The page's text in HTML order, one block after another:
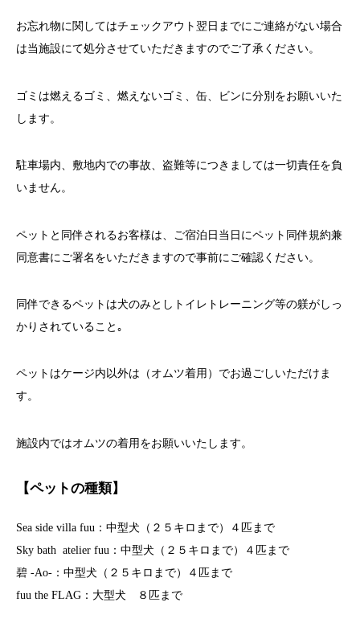
お忘れ物に関してはチェックアウト翌日までにご連絡がない場合
は当施設にて処分させていただきますのでご了承ください。
ゴミは燃えるゴミ、燃えないゴミ、缶、ビンに分別をお願いいた
します。
駐車場内、敷地内での事故、盗難等につきましては一切責任を負
いません。
ペットと同伴されるお客様は、ご宿泊日当日にペット同伴規約兼
同意書にご署名をいただきますので事前にご確認ください。
同伴できるペットは犬のみとしトイレトレーニング等の躾がしっ
かりされていること｡
ペットはケージ内以外は（オムツ着用）でお過ごしいただけま
す。
施設内ではオムツの着用をお願いいたします。
【ペットの種類】
Sea side villa fuu：中型犬（２５キロまで）４匹まで
Sky bath atelier fuu：中型犬（２５キロまで）４匹まで
碧 -Ao-：中型犬（２５キロまで）４匹まで
fuu the FLAG：大型犬 ８匹まで